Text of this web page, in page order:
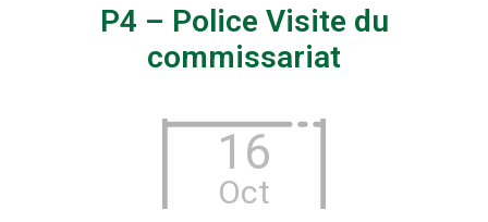
P4 – Police Visite du
commissariat
16
Oct